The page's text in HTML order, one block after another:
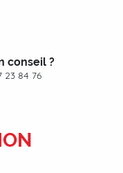
conseil ?
23 84 76